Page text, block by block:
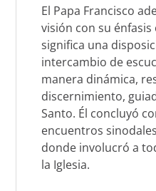
El Papa Francisco
visión con su
significa una
intercambio de
manera dinámica,
discernimiento,
Santo. Él concluyó
encuentros
donde involucró a
la Iglesia.